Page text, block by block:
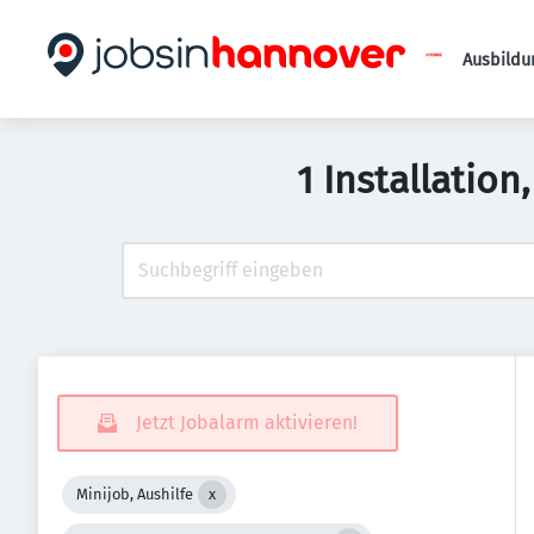
1
Jetzt Jobalarm aktivieren!
Minijob, Aushilfe